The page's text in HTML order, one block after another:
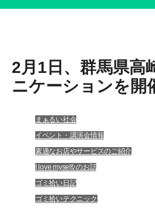
プロフィール
書籍・DVD
イベント・講演情報
メディア掲載情報
お問い合わせ
プロフィール
履歴書
書籍・DVD
イベント・講演情報
メディア掲載情報
2月1日、群馬県高
ニケーションを開
まぁるい社会
イベント・講演会情報
素適なお店やサービスのご紹介
I love myself♪のお話
ゴミ拾い日記
ゴミ拾いテクニック